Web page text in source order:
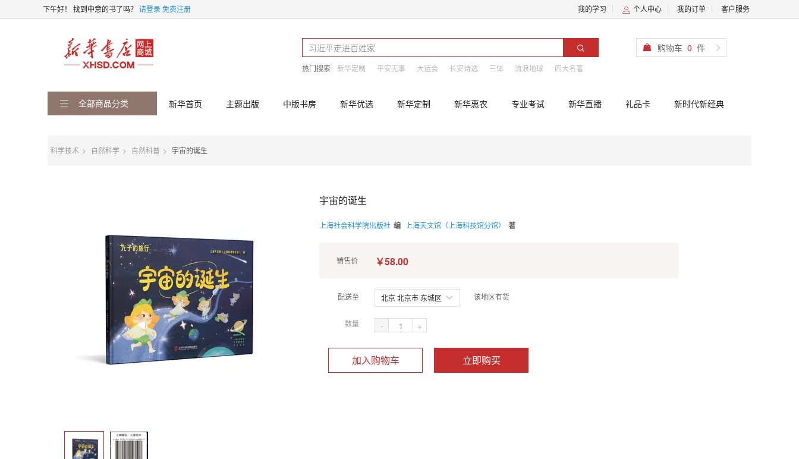
下午好！ 找到中意的书了吗？ 请登录免费注册 我的学习 个人中心 我的订单 客户服务
热门搜索 新华定制 平安无事 大运会 长安诗选 三体 流浪地球 四大名著
购物车 0 件
全部商品分类 新华首页 主题出版 中版书房 新华优选 新华定制 新华惠农 专业考试 新华直播 礼品卡 新时代新经典
科学技术 自然科学 自然科普 宇宙的诞生
宇宙的诞生
上海社会科学院出版社 编 上海天文馆（上海科技馆分馆） 著
销售价 ￥58.00
配送至 北京 北京市 东城区 该地区有货
数量 - +
加入购物车 立即购买